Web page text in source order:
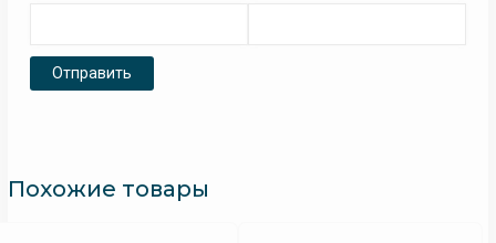
Похожие товары